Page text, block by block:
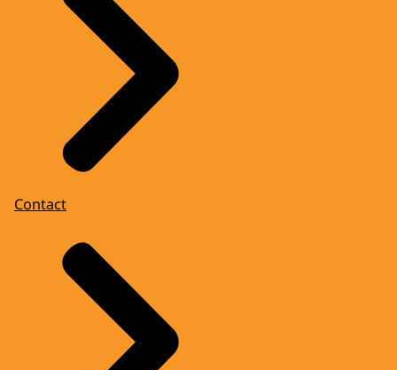
Contact